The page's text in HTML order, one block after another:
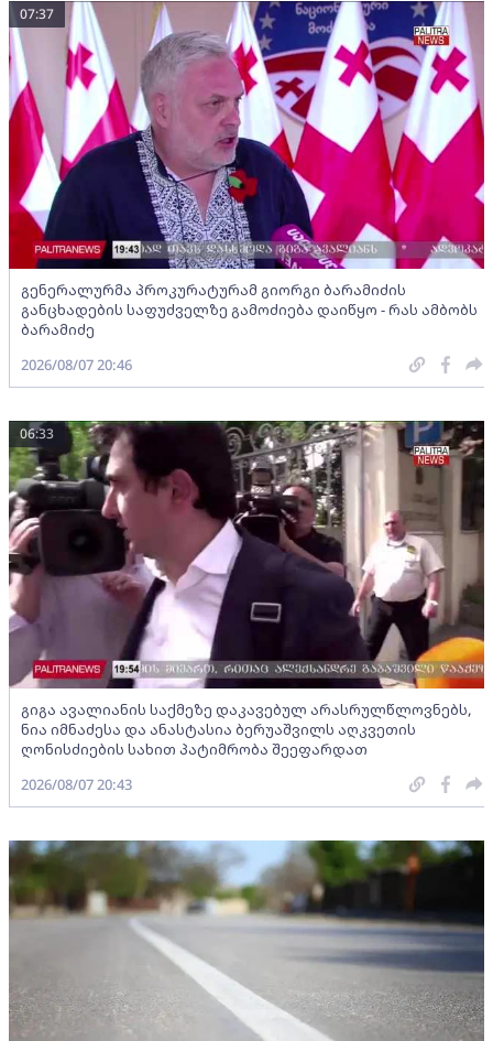
გენერალურმა პროკურატურამ გიორგი ბარამიძის
განცხადების საფუძველზე გამოძიება დაიწყო - რას ამბობს
ბარამიძე
07:37
2026/08/07 20:46
გიგა ავალიანის საქმეზე დაკავებულ არასრულწლოვნებს,
ნია იმნაძესა და ანასტასია ბერუაშვილს აღკვეთის
ღონისძიების სახით პატიმრობა შეეფარდათ
06:33
2026/08/07 20:43